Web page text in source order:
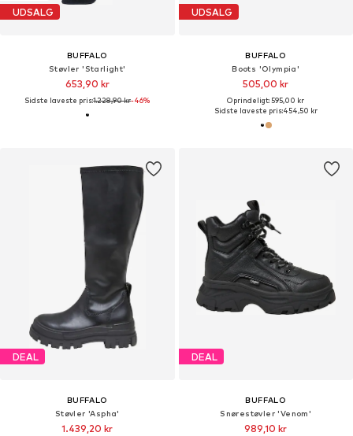
UDSALG
BUFFALO
Støvler 'Starlight'
653,90 kr
Sidste laveste pris:1.228,90 kr-46%
UDSALG
BUFFALO
Boots 'Olympia'
505,00 kr
Oprindeligt: 595,00 kr
Sidste laveste pris:454,50 kr
DEAL
BUFFALO
Støvler 'Aspha'
1.439,20 kr
DEAL
BUFFALO
Snørestøvler 'Venom'
989,10 kr